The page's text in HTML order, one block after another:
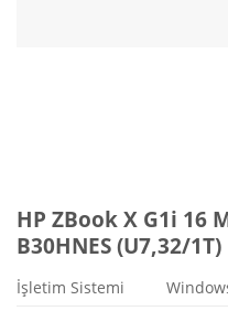
HP ZBook X G1i 16
B30HNES (U7,32/1T)
İşletim Sistemi